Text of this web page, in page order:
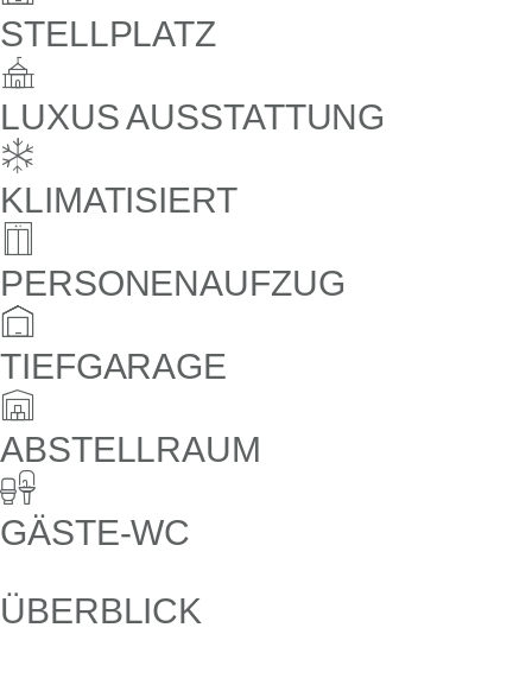
STELLPLATZ
LUXUS AUSSTATTUNG
KLIMATISIERT
PERSONENAUFZUG
TIEFGARAGE
ABSTELLRAUM
GÄSTE-WC
ÜBERBLICK